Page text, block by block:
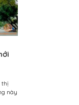
thị
này